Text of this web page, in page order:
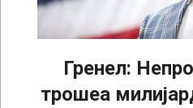
Гренел:
трошеа